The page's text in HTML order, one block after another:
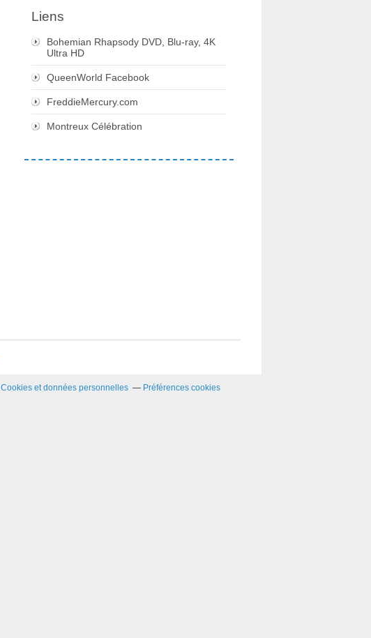
Liens
Bohemian Rhapsody DVD, Blu-ray, 4K
Ultra HD
QueenWorld Facebook
FreddieMercury.com
Montreux Célébration
Cookies et données personnelles Préférences cookies